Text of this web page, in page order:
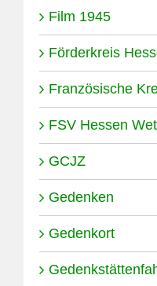
Film 1945
Förderkreis
Französische
FSV Hessen
GCJZ
Gedenken
Gedenkort